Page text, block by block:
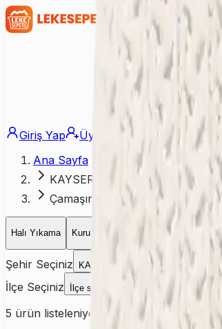
Giriş Yap
Üye Ol
Ana Sayfa
KAYSERİ
Çamaşırhane
Halı Yıkama Kuru Temizleme Koltuk Yıkama
Şehir Seçiniz KAYSERİ
İlçe Seçiniz İlçe seçiniz
5 ürün listeleniyor